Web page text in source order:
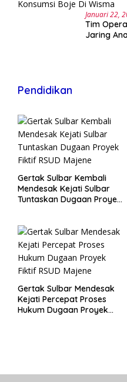
Januari 22,
Tim
Jaring
Pendidikan
Gertak Sulbar Kembali
Mendesak Kejati Sulbar
Tuntaskan Dugaan Proyek
Gertak Sulbar Mendesak
Kejati Percepat Proses
Hukum Dugaan Proyek